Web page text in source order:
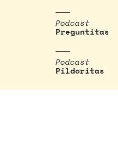
Podcast
Preguntitas
Podcast
Pildoritas